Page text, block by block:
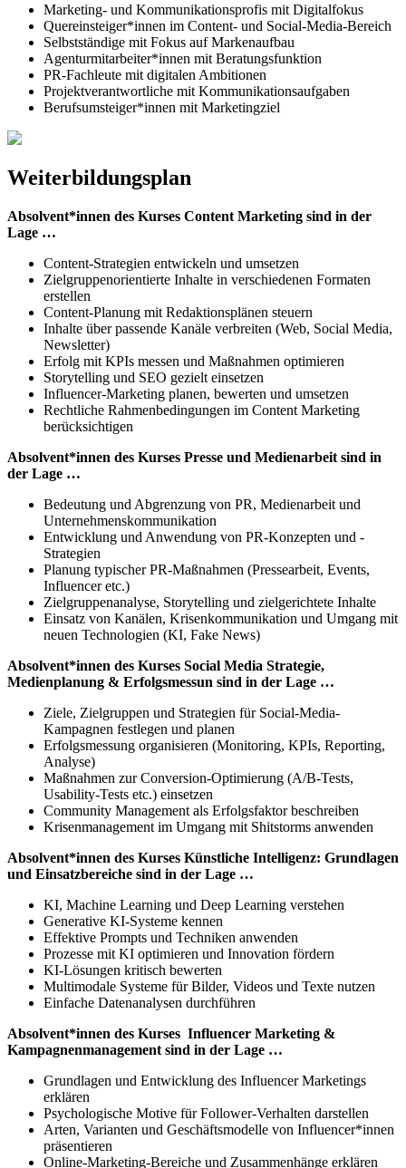
Marketing- und Kommunikationsprofis mit Digitalfokus
Quereinsteiger*innen im Content- und Social-Media-Bereich
Selbstständige mit Fokus auf Markenaufbau
Agenturmitarbeiter*innen mit Beratungsfunktion
PR-Fachleute mit digitalen Ambitionen
Projektverantwortliche mit Kommunikationsaufgaben
Berufsumsteiger*innen mit Marketingziel
Weiterbildungsplan
Absolvent*innen des Kurses Content Marketing sind in der
Lage …
Content-Strategien entwickeln und umsetzen
Zielgruppenorientierte Inhalte in verschiedenen Formaten
erstellen
Content-Planung mit Redaktionsplänen steuern
Inhalte über passende Kanäle verbreiten (Web, Social Media,
Newsletter)
Erfolg mit KPIs messen und Maßnahmen optimieren
Storytelling und SEO gezielt einsetzen
Influencer-Marketing planen, bewerten und umsetzen
Rechtliche Rahmenbedingungen im Content Marketing
berücksichtigen
Absolvent*innen des Kurses Presse und Medienarbeit sind in
der Lage …
Bedeutung und Abgrenzung von PR, Medienarbeit und
Unternehmenskommunikation
Entwicklung und Anwendung von PR-Konzepten und -
Strategien
Planung typischer PR-Maßnahmen (Pressearbeit, Events,
Influencer etc.)
Zielgruppenanalyse, Storytelling und zielgerichtete Inhalte
Einsatz von Kanälen, Krisenkommunikation und Umgang mit
neuen Technologien (KI, Fake News)
Absolvent*innen des Kurses Social Media Strategie,
Medienplanung & Erfolgsmessun sind in der Lage …
Ziele, Zielgruppen und Strategien für Social-Media-
Kampagnen festlegen und planen
Erfolgsmessung organisieren (Monitoring, KPIs, Reporting,
Analyse)
Maßnahmen zur Conversion-Optimierung (A/B-Tests,
Usability-Tests etc.) einsetzen
Community Management als Erfolgsfaktor beschreiben
Krisenmanagement im Umgang mit Shitstorms anwenden
Absolvent*innen des Kurses Künstliche Intelligenz: Grundlagen
und Einsatzbereiche sind in der Lage …
KI, Machine Learning und Deep Learning verstehen
Generative KI-Systeme kennen
Effektive Prompts und Techniken anwenden
Prozesse mit KI optimieren und Innovation fördern
KI-Lösungen kritisch bewerten
Multimodale Systeme für Bilder, Videos und Texte nutzen
Einfache Datenanalysen durchführen
Absolvent*innen des Kurses Influencer Marketing &
Kampagnenmanagement sind in der Lage …
Grundlagen und Entwicklung des Influencer Marketings
erklären
Psychologische Motive für Follower-Verhalten darstellen
Arten, Varianten und Geschäftsmodelle von Influencer*innen
präsentieren
Online-Marketing-Bereiche und Zusammenhänge erklären